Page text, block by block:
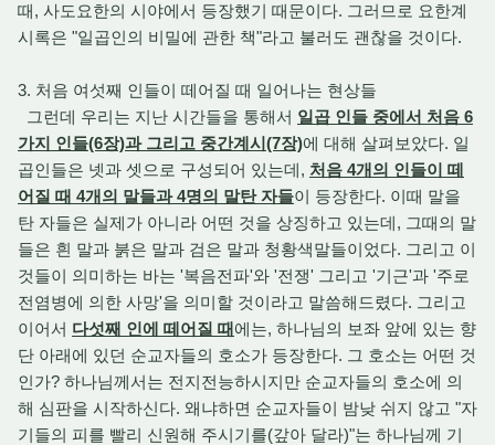
때, 사도요한의 시야에서 등장했기 때문이다. 그러므로 요한계
시록은 "일곱인의 비밀에 관한 책"라고 불러도 괜찮을 것이다.
3. 처음 여섯째 인들이 떼어질 때 일어나는 현상들
그런데 우리는 지난 시간들을 통해서 일곱 인들 중에서 처음 6
가지 인들(6장)과 그리고 중간계시(7장)에 대해 살펴보았다. 일
곱인들은 넷과 셋으로 구성되어 있는데, 처음 4개의 인들이 떼
어질 때 4개의 말들과 4명의 말탄 자들이 등장한다. 이때 말을
탄 자들은 실제가 아니라 어떤 것을 상징하고 있는데, 그때의 말
들은 흰 말과 붉은 말과 검은 말과 청황색말들이었다. 그리고 이
것들이 의미하는 바는 '복음전파'와 '전쟁' 그리고 '기근'과 '주로
전염병에 의한 사망'을 의미할 것이라고 말씀해드렸다. 그리고
이어서 다섯째 인에 떼어질 때에는, 하나님의 보좌 앞에 있는 향
단 아래에 있던 순교자들의 호소가 등장한다. 그 호소는 어떤 것
인가? 하나님께서는 전지전능하시지만 순교자들의 호소에 의
해 심판을 시작하신다. 왜냐하면 순교자들이 밤낮 쉬지 않고 "자
기들의 피를 빨리 신원해 주시기를(갚아 달라)"는 하나님께 기